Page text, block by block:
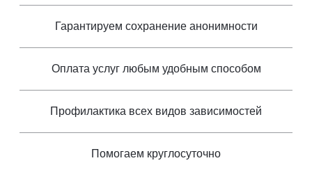
Гарантируем сохранение анонимности
Оплата услуг любым удобным способом
Профилактика всех видов зависимостей
Помогаем круглосуточно